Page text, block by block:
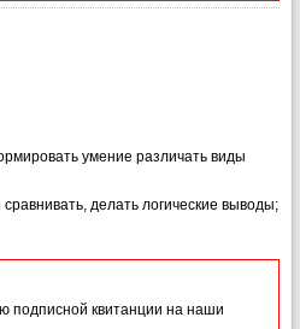
умение различать виды
делать логические выводы;
подписной квитанции на наши